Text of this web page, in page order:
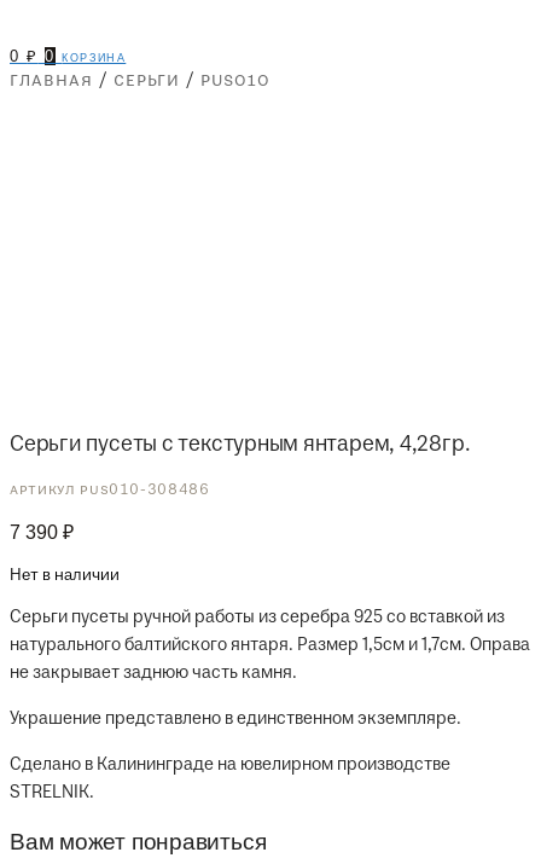
0₽ 0 корзина
главная / серьги / pus010
Серьги пусеты с текстурным янтарем, 4,28гр.
артикул pus010-308486
7 390 ₽
Нет в наличии
Серьги пусеты ручной работы из серебра 925 со вставкой из
натурального балтийского янтаря. Размер 1,5см и 1,7см. Оправа
не закрывает заднюю часть камня.
Украшение представлено в единственном экземпляре.
Сделано в Калининграде на ювелирном производстве
STRELNIK.
Вам может понравиться